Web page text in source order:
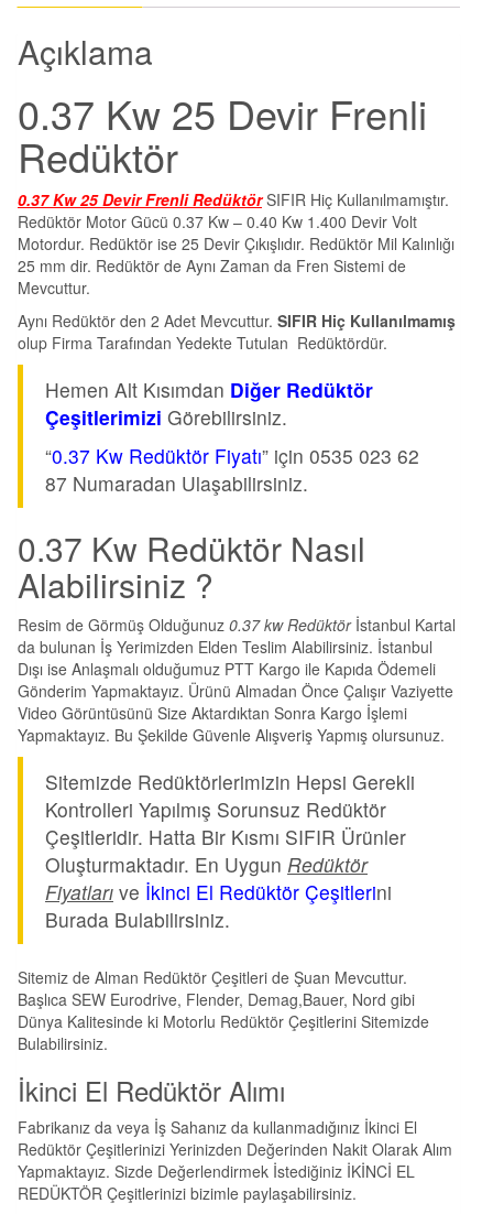
Açıklama
0.37 Kw 25 Devir Frenli
Redüktör
0.37 Kw 25 Devir Frenli RedüktörSIFIR Hiç Kullanılmamıştır.
Redüktör Motor Gücü 0.37 Kw – 0.40 Kw 1.400 Devir Volt
Motordur. Redüktör ise 25 Devir Çıkışlıdır. Redüktör Mil Kalınlığı
25 mm dir. Redüktör de Aynı Zaman da Fren Sistemi de
Mevcuttur.
Aynı Redüktör den 2 Adet Mevcuttur. SIFIR Hiç Kullanılmamış
olup Firma Tarafından Yedekte Tutulan Redüktördür.
Hemen Alt Kısımdan Diğer Redüktör
Çeşitlerimizi Görebilirsiniz.
“0.37 Kw Redüktör Fiyatı” için 0535 023 62
87 Numaradan Ulaşabilirsiniz.
0.37 Kw Redüktör Nasıl
Alabilirsiniz ?
Resim de Görmüş Olduğunuz 0.37 kw Redüktörİstanbul Kartal
da bulunan İş Yerimizden Elden Teslim Alabilirsiniz. İstanbul
Dışı ise Anlaşmalı olduğumuz PTT Kargo ile Kapıda Ödemeli
Gönderim Yapmaktayız. Ürünü Almadan Önce Çalışır Vaziyette
Video Görüntüsünü Size Aktardıktan Sonra Kargo İşlemi
Yapmaktayız. Bu Şekilde Güvenle Alışveriş Yapmış olursunuz.
Sitemizde Redüktörlerimizin Hepsi Gerekli
Kontrolleri Yapılmış Sorunsuz Redüktör
Çeşitleridir. Hatta Bir Kısmı SIFIR Ürünler
Oluşturmaktadır. En Uygun Redüktör
Fiyatları ve İkinci El Redüktör Çeşitlerini
Burada Bulabilirsiniz.
Sitemiz de Alman Redüktör Çeşitleri de Şuan Mevcuttur.
Başlıca SEW Eurodrive, Flender, Demag,Bauer, Nord gibi
Dünya Kalitesinde ki Motorlu Redüktör Çeşitlerini Sitemizde
Bulabilirsiniz.
İkinci El Redüktör Alımı
Fabrikanız da veya İş Sahanız da kullanmadığınız İkinci El
Redüktör Çeşitlerinizi Yerinizden Değerinden Nakit Olarak Alım
Yapmaktayız. Sizde Değerlendirmek İstediğiniz İKİNCİ EL
REDÜKTÖR Çeşitlerinizi bizimle paylaşabilirsiniz.